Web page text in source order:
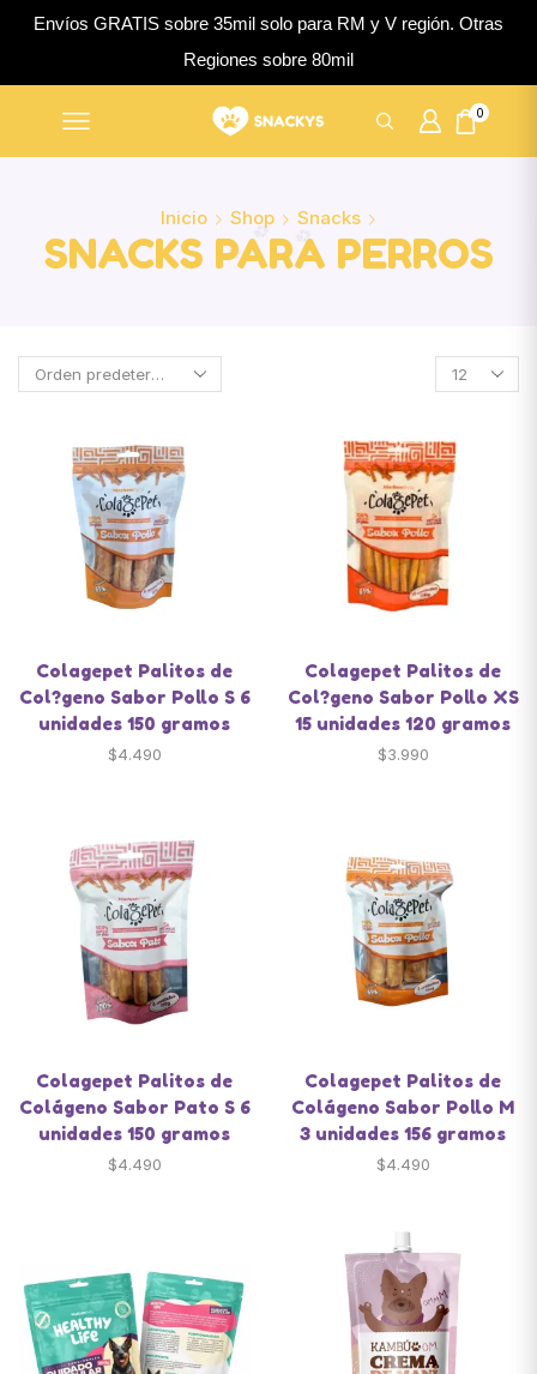
Envíos GRATIS sobre 35mil solo para RM y V región. Otras
Regiones sobre 80mil
0
Inicio Shop Snacks
SNACKS PARA PERROS
Colagepet Palitos de
Col?geno Sabor Pollo S 6
unidades 150 gramos
$4.490
Colagepet Palitos de
Col?geno Sabor Pollo XS
15 unidades 120 gramos
$3.990
Colagepet Palitos de
Colágeno Sabor Pato S 6
unidades 150 gramos
$4.490
Colagepet Palitos de
Colágeno Sabor Pollo M
3 unidades 156 gramos
$4.490